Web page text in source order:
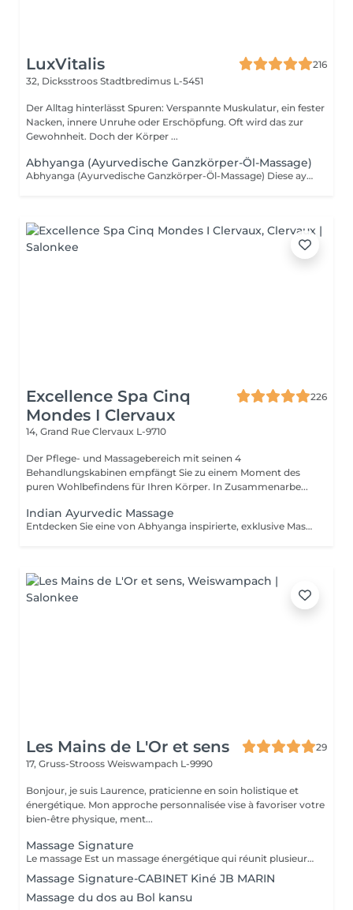
LuxVitalis
216
32, Dicksstroos Stadtbredimus L-5451
Der Alltag hinterlässt Spuren: Verspannte Muskulatur, ein fester
Nacken, innere Unruhe oder Erschöpfung. Oft wird das zur
Gewohnheit. Doch der Körper ...
Abhyanga (Ayurvedische Ganzkörper-Öl-Massage)
Abhyanga (Ayurvedische Ganzkörper-Öl-Massage) Diese ayurvedische Ganzkörper-Öl-Massage schenkt Ruhe, Ausgleich und innere Harmonie. Mit warmem ayurvedischem Öl wird der gesamte Körper sanft umhüllt und massiert. Die Behandlung harmonisiert die Körperenergien, beruhigt das Nervensystem, stärkt das Immunsystem, regt den Lymphfluss an und pflegt Haut sowie Gewebe. Energie, Vitalität und Wohlbefinden kehren zurück.
Excellence Spa Cinq
Mondes I Clervaux
226
14, Grand Rue Clervaux L-9710
Der Pflege- und Massagebereich mit seinen 4
Behandlungskabinen empfängt Sie zu einem Moment des
puren Wohlbefindens für Ihren Körper. In Zusammenarbe...
Indian Ayurvedic Massage
Entdecken Sie eine von Abhyanga inspirierte, exklusive Massage, veredelt mit kostbaren Ölen aus Sesam, Moringa und Chaulmoogra. Der harmonische Wechsel aus langsamen und dynamischen, zugleich belebenden und umhüllenden Bewegungen, verbunden mit sanften Dehnungen, löst Spannungen, aktiviert die Lebensenergie und hinterlässt ein Gefühl von Leichtigkeit, Vitalität und vollkommener Balance. Die Dauer der Behandlung (60min) umfasst die Installation und die integrierte Entspannungsphase (10 Min.).
Les Mains de L'Or et sens
29
17, Gruss-Strooss Weiswampach L-9990
Bonjour, je suis Laurence, praticienne en soin holistique et
énergétique. Mon approche personnalisée vise à favoriser votre
bien-être physique, ment...
Massage Signature
Le massage Est un massage énergétique qui réunit plusieurs techniques de massages du monde (Tuina, Lomi-lomi, Californien, Suédois et Ayurvédique), l'aromathérapie et l'énergie du magnétisme qui réveille les processus naturels d'autoguérison du corps en déchargeant les mémoires émotionnelles encombrantes et les toxines. Véritable invitation à la reconnexion à soi, c'est une psychothérapie pour le corps qui permet de laisser s'opérer tout un développement réparateur et initiateur, ouvrant la mémoire du corps, qui nettoie peu à peu les anciens traumas et laisse l'énergie de vie circuler librement permettant un véritable bien-être et apportant un lâcher prise physique et mental de manière impressionnante. Ce massage profondément relaxant peut aider à soulager le stress, l'anxiété, les tensions musculaires, les douleurs chroniques et à améliorer la circulation sanguine et lymphatique. Il est également utile pour stimuler le système immunitaire et renforcer le corps. Il peut également être bénéfique pour les personnes souffrant de problèmes de sommeil et de troubles digestifs. Ce massage est pratiqué sur l'ensemble du corps avec un mélange d'huiles végétales et d'huiles essentielles Ne pas s'exposer au soleil ou aux UV pendant au moins 6h après ce massage. La durée de la prestations inclus le temps d'installation
Massage Signature-CABINET Kiné JB MARIN
Massage du dos au Bol kansu